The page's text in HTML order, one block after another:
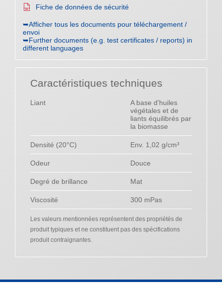
Fiche de données de sécurité
➥Afficher tous les documents pour téléchargement /
envoi
➥Further documents (e.g. test certificates / reports) in
different languages
Caractéristiques techniques
Liant
A base d'huiles
végétales et de
liants équilibrés par
la biomasse
Densité (20°C) Env. 1,02 g/cm³
Odeur Douce
Degré de brillance Mat
Viscosité 300 mPas
Les valeurs mentionnées représentent des propriétés de
produit typiques et ne constituent pas des spécifications
produit contraignantes.